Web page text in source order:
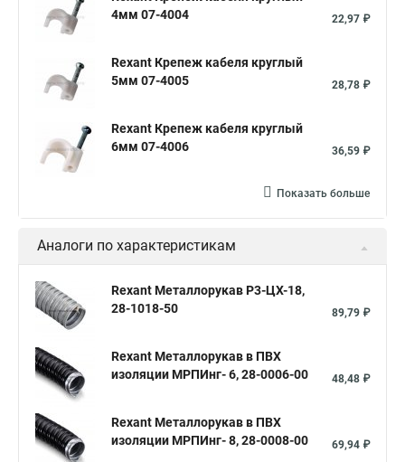
Металлорукав 20 Металлорукав труба
Металлорукав 32 Металлический гофрированный
Рукав металлический
Гофрированная труба из нержавейки
4мм 07-4004
22,97 ₽
Rexant Крепеж кабеля круглый
5мм 07-4005
28,78 ₽
Rexant Крепеж кабеля круглый
6мм 07-4006
36,59 ₽
Показать больше
Аналоги по характеристикам
Rexant Металлорукав Р3-ЦХ-18,
28-1018-50
89,79 ₽
Rexant Металлорукав в ПВХ
изоляции МРПИнг- 6, 28-0006-00
48,48 ₽
Rexant Металлорукав в ПВХ
изоляции МРПИнг- 8, 28-0008-00
69,94 ₽